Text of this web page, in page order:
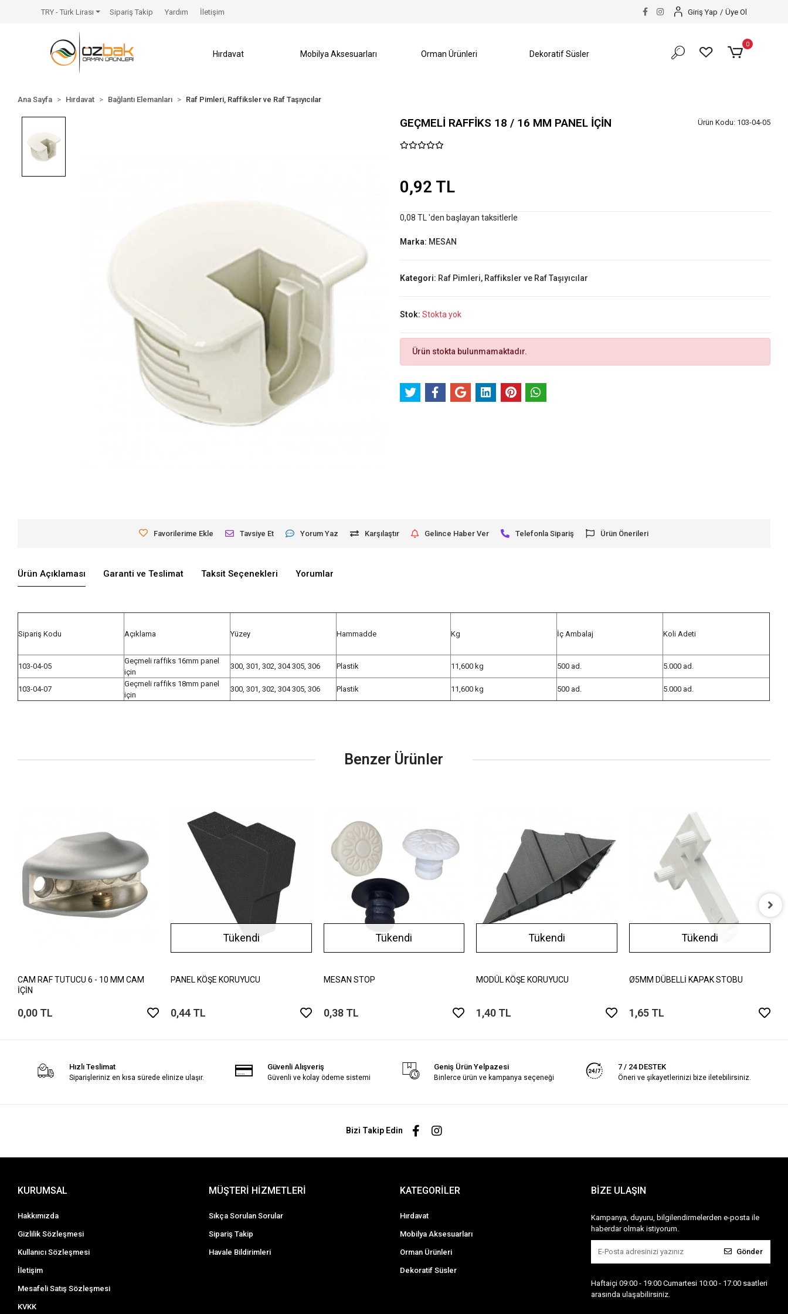
TRY - Türk Lirası Sipariş Takip Yardım İletişim Giriş Yap / Üye Ol
Hırdavat Mobilya Aksesuarları Orman Ürünleri Dekoratif Süsler
0
Ana Sayfa Hırdavat Bağlantı Elemanları Raf Pimleri, Raffiksler ve Raf Taşıyıcılar
GEÇMELİ RAFFİKS 18 / 16 MM PANEL İÇİN Ürün Kodu: 103-04-05
0,92 TL
0,08 TL 'den başlayan taksitlerle
Marka: MESAN
Kategori: Raf Pimleri, Raffiksler ve Raf Taşıyıcılar
Stok: Stokta yok
Ürün stokta bulunmamaktadır.
Favorilerime Ekle Tavsiye Et Yorum Yaz Karşılaştır Gelince Haber Ver Telefonla Sipariş Ürün Önerileri
Ürün Açıklaması Garanti ve Teslimat Taksit Seçenekleri Yorumlar
Sipariş Kodu Açıklama Yüzey Hammadde Kg İç Ambalaj Koli Adeti
103-04-05
Geçmeli raffiks 16mm panel
için
300, 301, 302, 304 305, 306 Plastik 11,600 kg 500 ad. 5.000 ad.
103-04-07
Geçmeli raffiks 18mm panel
için
300, 301, 302, 304 305, 306 Plastik 11,600 kg 500 ad. 5.000 ad.
Benzer Ürünler
CAM RAF TUTUCU 6 - 10 MM CAM
İÇİN
0,00 TL
Tükendi
PANEL KÖŞE KORUYUCU
0,44 TL
Tükendi
MESAN STOP
0,38 TL
Tükendi
MODÜL KÖŞE KORUYUCU
1,40 TL
Tükendi
Ø5MM DÜBELLİ KAPAK STOBU
1,65 TL
Hızlı Teslimat
Siparişleriniz en kısa sürede elinize ulaşır.
Güvenli Alışveriş
Güvenli ve kolay ödeme sistemi
Geniş Ürün Yelpazesi
Binlerce ürün ve kampanya seçeneği
7 / 24 DESTEK
Öneri ve şikayetlerinizi bize iletebilirsiniz.
Bizi Takip Edin
KURUMSAL
Hakkımızda
Gizlilik Sözleşmesi
Kullanıcı Sözleşmesi
İletişim
Mesafeli Satış Sözleşmesi
KVKK
MÜŞTERİ HİZMETLERİ
Sıkça Sorulan Sorular
Sipariş Takip
Havale Bildirimleri
KATEGORİLER
Hırdavat
Mobilya Aksesuarları
Orman Ürünleri
Dekoratif Süsler
BİZE ULAŞIN
Kampanya, duyuru, bilgilendirmelerden e-posta ile
haberdar olmak istiyorum.
Gönder
Haftaiçi 09:00 - 19:00 Cumartesi 10:00 - 17:00 saatleri
arasında ulaşabilirsiniz.